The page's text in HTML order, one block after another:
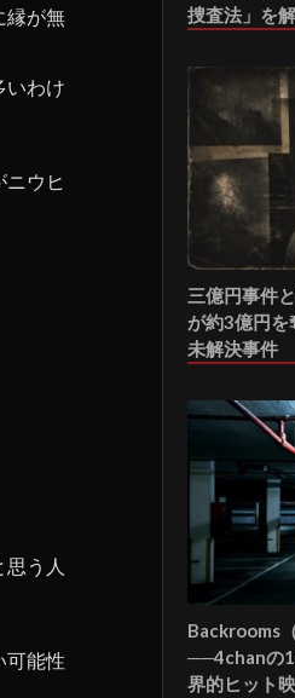
縁が無
いわけ
ウヒ
う人
可能性
捜査法」を
三億円事件
が約3億円を
未解決事件
Backrooms
──4chanの1
界的ヒット